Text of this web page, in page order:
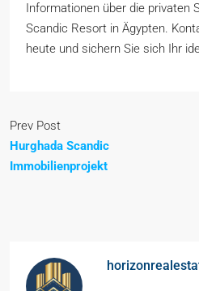
Informationen über die privaten
Scandic Resort in Ägypten.
heute und sichern Sie sich Ihr
Prev Post
Hurghada Scandic
Immobilienprojekt